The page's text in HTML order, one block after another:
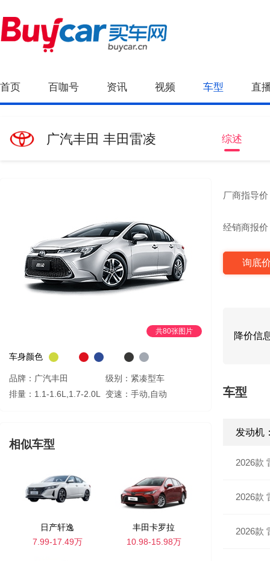
首页 百咖号 资讯 视频 车型 直
广汽丰田 丰田雷凌 综述
共80张图片
车身颜色
品牌：广汽丰田
级别：紧凑型车
排量：1.1-1.6L,1.7-2.0L
变速：手动,自动
相似车型
日产轩逸
7.99-17.49万
丰田卡罗拉
10.98-15.98万
厂商指导价
经销商报价
询底
降价信
车型
发动机
2026款
2026款
2026款